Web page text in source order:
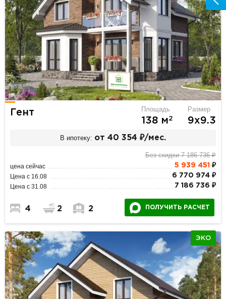
Гент Площадь
138 м2
Размер
9х9.3
В ипотеку: от 40 354 ₽/мес.
Без скидки 7 186 736 ₽
цена сейчас 5 939 451 ₽
Цена с 16.08 6 770 974 ₽
Цена с 31.08 7 186 736 ₽
4 2 2 ПОЛУЧИТЬ РАСЧЕТ
ЭКО